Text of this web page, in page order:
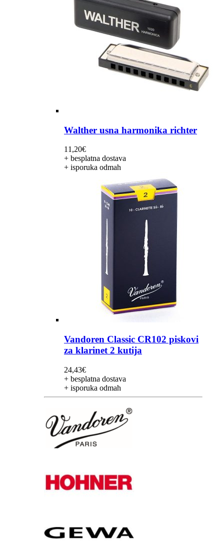
Walther usna harmonika richter
11,20€
+ besplatna dostava
+ isporuka odmah
Vandoren Classic CR102 piskovi
za klarinet 2 kutija
24,43€
+ besplatna dostava
+ isporuka odmah